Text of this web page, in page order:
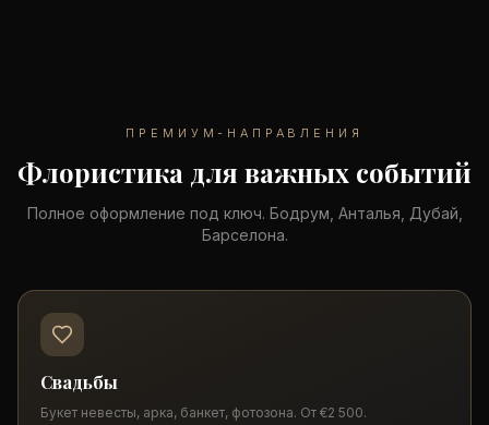
ПРЕМИУМ-НАПРАВЛЕНИЯ
Флористика для важных событий
Полное оформление под ключ. Бодрум, Анталья, Дубай,
Барселона.
Свадьбы
Букет невесты, арка, банкет, фотозона. От €2 500.